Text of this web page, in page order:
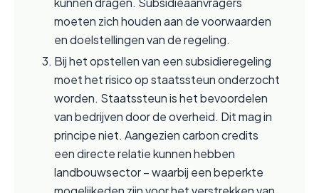
moeten zich houden aan de voorwaarden
en doelstellingen van de regeling.
Bij het opstellen van een subsidieregeling
moet het risico op staatssteun onderzocht
worden. Staatssteun is het bevoordelen
van bedrijven door de overheid. Dit mag in
principe niet. Aangezien carbon credits
een directe relatie kunnen hebben
landbouwsector – waarbij een beperkte